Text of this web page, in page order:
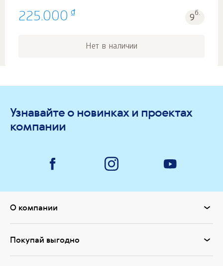
225.000 ₫ 9б.
Нет в наличии
Узнавайте о новинках и проектах
компании
О компании
Покупай выгодно